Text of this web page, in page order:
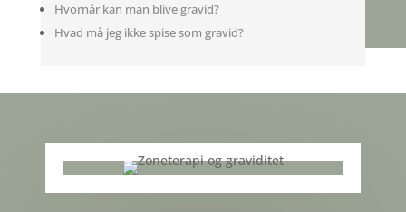
Hvornår kan man blive gravid?
Hvad må jeg ikke spise som gravid?